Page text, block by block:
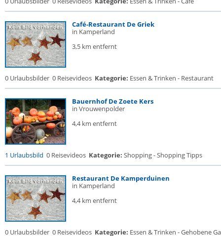
Café-Restaurant De Griek
in Kamperland
3,5 km entfernt
0 Urlaubsbilder 0 Reisevideos Kategorie: Essen & Trinken - Restaurant
Bauernhof De Zoete Kers
in Vrouwenpolder
4,4 km entfernt
1 Urlaubsbild 0 Reisevideos Kategorie: Shopping - Shopping Tipps
Restaurant De Kamperduinen
in Kamperland
4,4 km entfernt
0 Urlaubsbilder 0 Reisevideos Kategorie: Essen & Trinken - Gehobene